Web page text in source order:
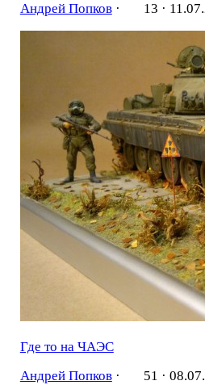
Андрей Попков· 13 ·
Где то на ЧАЭС
Андрей Попков· 51 ·